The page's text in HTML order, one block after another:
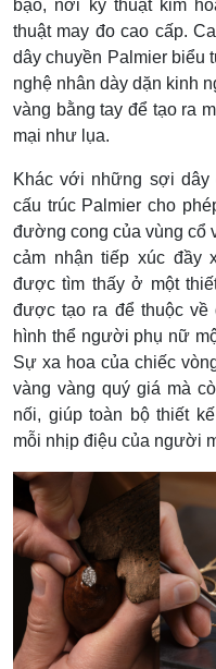
bạo, nơi kỹ thuật kim
thuật may đo cao cấp.
dây chuyền Palmier biểu
nghệ nhân dày dặn kinh
vàng bằng tay để tạo ra
mại như lụa.
Khác với những sợi dây
cấu trúc Palmier cho
đường cong của vùng cổ
cảm nhận tiếp xúc đầy
được tìm thấy ở một
được tạo ra để thuộc về
hình thể người phụ nữ
Sự xa hoa của chiếc
vàng vàng quý giá mà
nối, giúp toàn bộ thiết
mỗi nhịp điệu của người